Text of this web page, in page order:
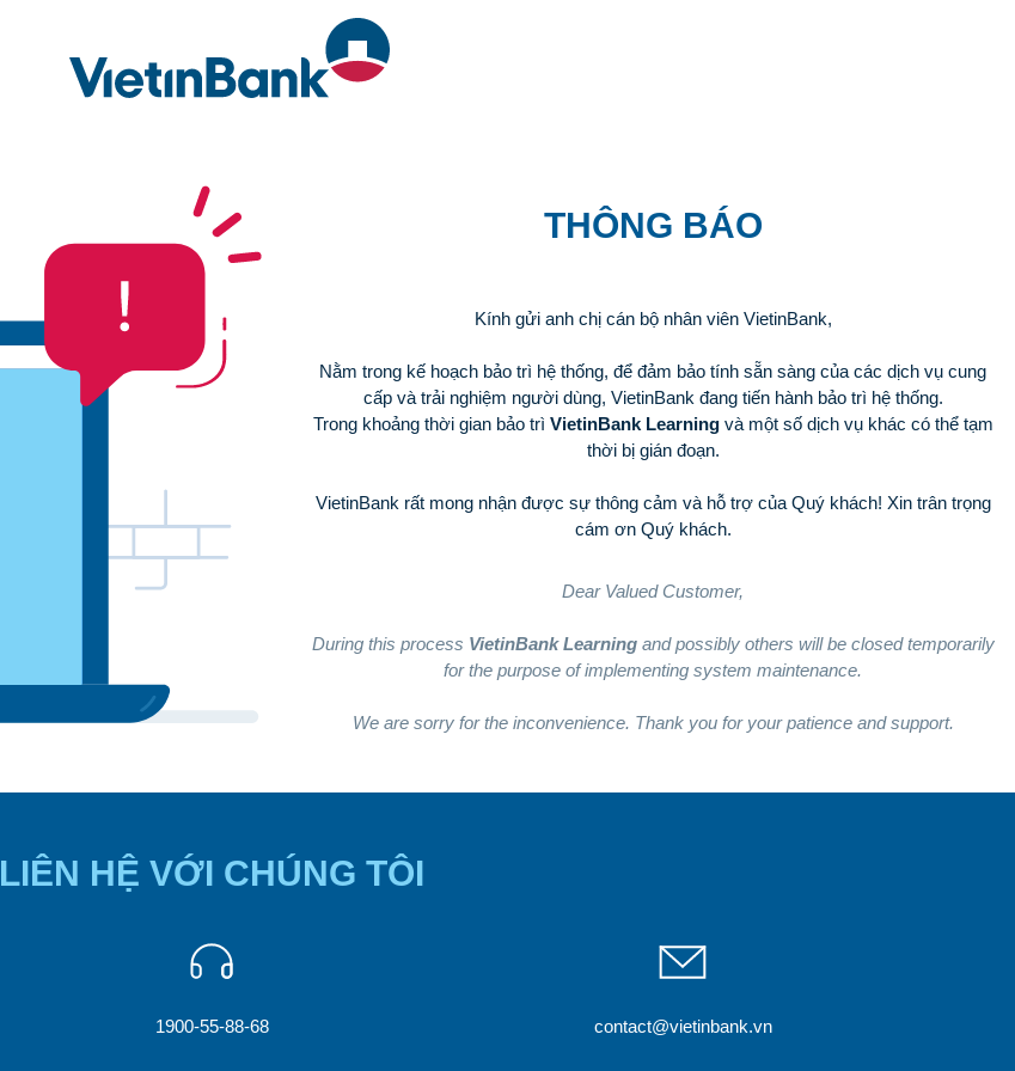
THÔNG BÁO
Kính gửi anh chị cán bộ nhân viên VietinBank,
Nằm trong kế hoạch bảo trì hệ thống, để đảm bảo tính sẵn sàng của các dịch vụ cung
cấp và trải nghiệm người dùng, VietinBank đang tiến hành bảo trì hệ thống.
Trong khoảng thời gian bảo trì VietinBank Learningvà một số dịch vụ khác có thể tạm
thời bị gián đoạn.
VietinBank rất mong nhận được sự thông cảm và hỗ trợ của Quý khách! Xin trân trọng
cám ơn Quý khách.
Dear Valued Customer,
During this process VietinBank Learningand possibly others will be closed temporarily
for the purpose of implementing system maintenance.
We are sorry for the inconvenience. Thank you for your patience and support.
LIÊN HỆ VỚI CHÚNG TÔI
1900-55-88-68 contact@vietinbank.vn